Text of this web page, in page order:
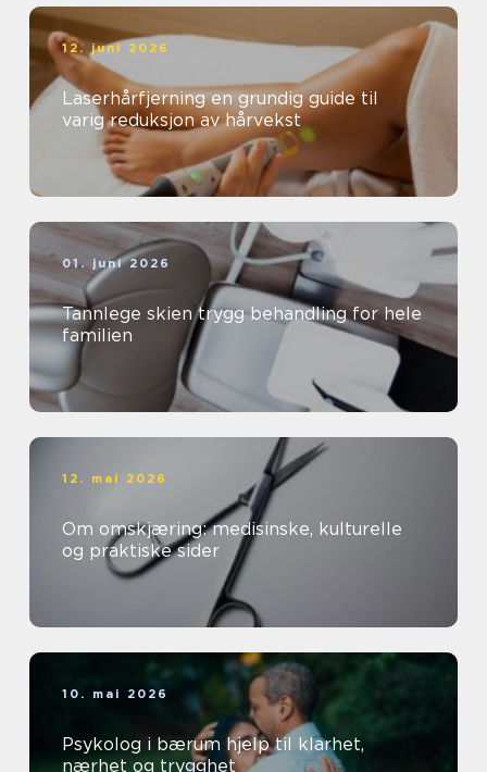
12. juni 2026
Laserhårfjerning en grundig guide til
varig reduksjon av hårvekst
01. juni 2026
Tannlege skien trygg behandling for hele
familien
12. mai 2026
Om omskjæring: medisinske, kulturelle
og praktiske sider
10. mai 2026
Psykolog i bærum hjelp til klarhet,
nærhet og trygghet